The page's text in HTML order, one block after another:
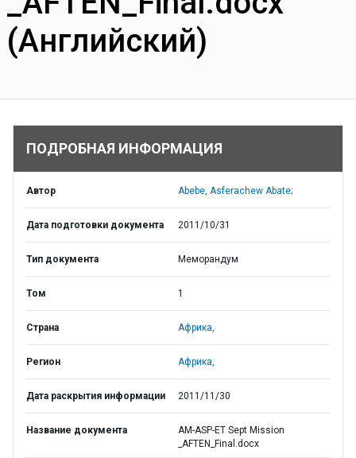
(Английский)
ПОДРОБНАЯ ИНФОРМАЦИЯ
Автор Abebe, Asferachew Abate;
Дата подготовки документа 2011/10/31
Тип документа Меморандум
Том 1
Страна Африка,
Регион Африка,
Дата раскрытия информации 2011/11/30
Название документа
AM-ASP-ET Sept Mission
_AFTEN_Final.docx